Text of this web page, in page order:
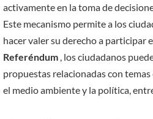
activamente en la toma de
Este mecanismo permite a los
hacer valer su derecho a participar
Referéndum , los ciudadanos
propuestas relacionadas con temas
el medio ambiente y la política,